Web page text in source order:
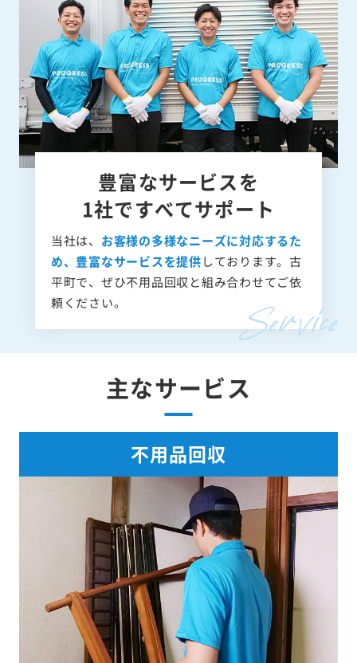
豊富なサービスを
1社ですべてサポート
当社は、 お客様の多様なニーズに対応するた
め、豊富なサービスを提供しております。古
平町で、ぜひ不用品回収と組み合わせてご依
頼ください。
主なサービス
不用品回収